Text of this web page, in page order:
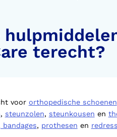
1)
Rug
aan
–
terecht?
voor orthopedische schoenen
, steunzolen, steunkousen en
, prothesen en